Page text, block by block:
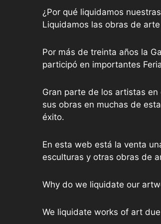
¿Por qué liquidamos
Liquidamos las obras de
Por más de treinta años la
participó en importantes
Gran parte de los artistas
sus obras en muchas de
éxito.
En esta web está la venta
esculturas y otras obras de
Why do we liquidate our
We liquidate works of art